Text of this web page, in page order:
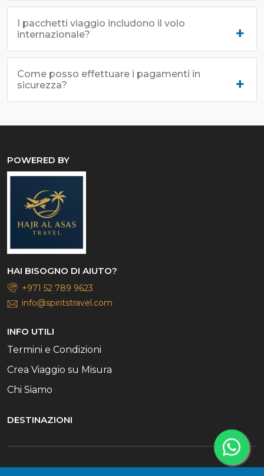
I pacchetti viaggio includono il volo
internazionale?
Come posso effettuare i pagamenti in
sicurezza?
POWERED BY
HAI BISOGNO DI AIUTO?
+971 52 789 9623
info@spiritstravel.com
INFO UTILI
Termini e Condizioni
Crea Viaggio su Misura
Chi Siamo
DESTINAZIONI